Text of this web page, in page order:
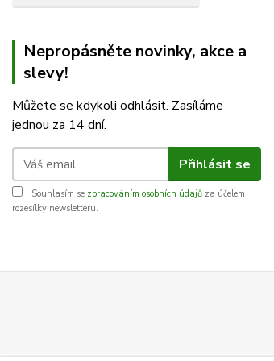
Nepropásněte novinky, akce a
slevy!
Můžete se kdykoli odhlásit. Zasíláme
jednou za 14 dní.
Přihlásit se
Souhlasím se zpracováním osobních údajů za účelem
rozesílky newsletteru.